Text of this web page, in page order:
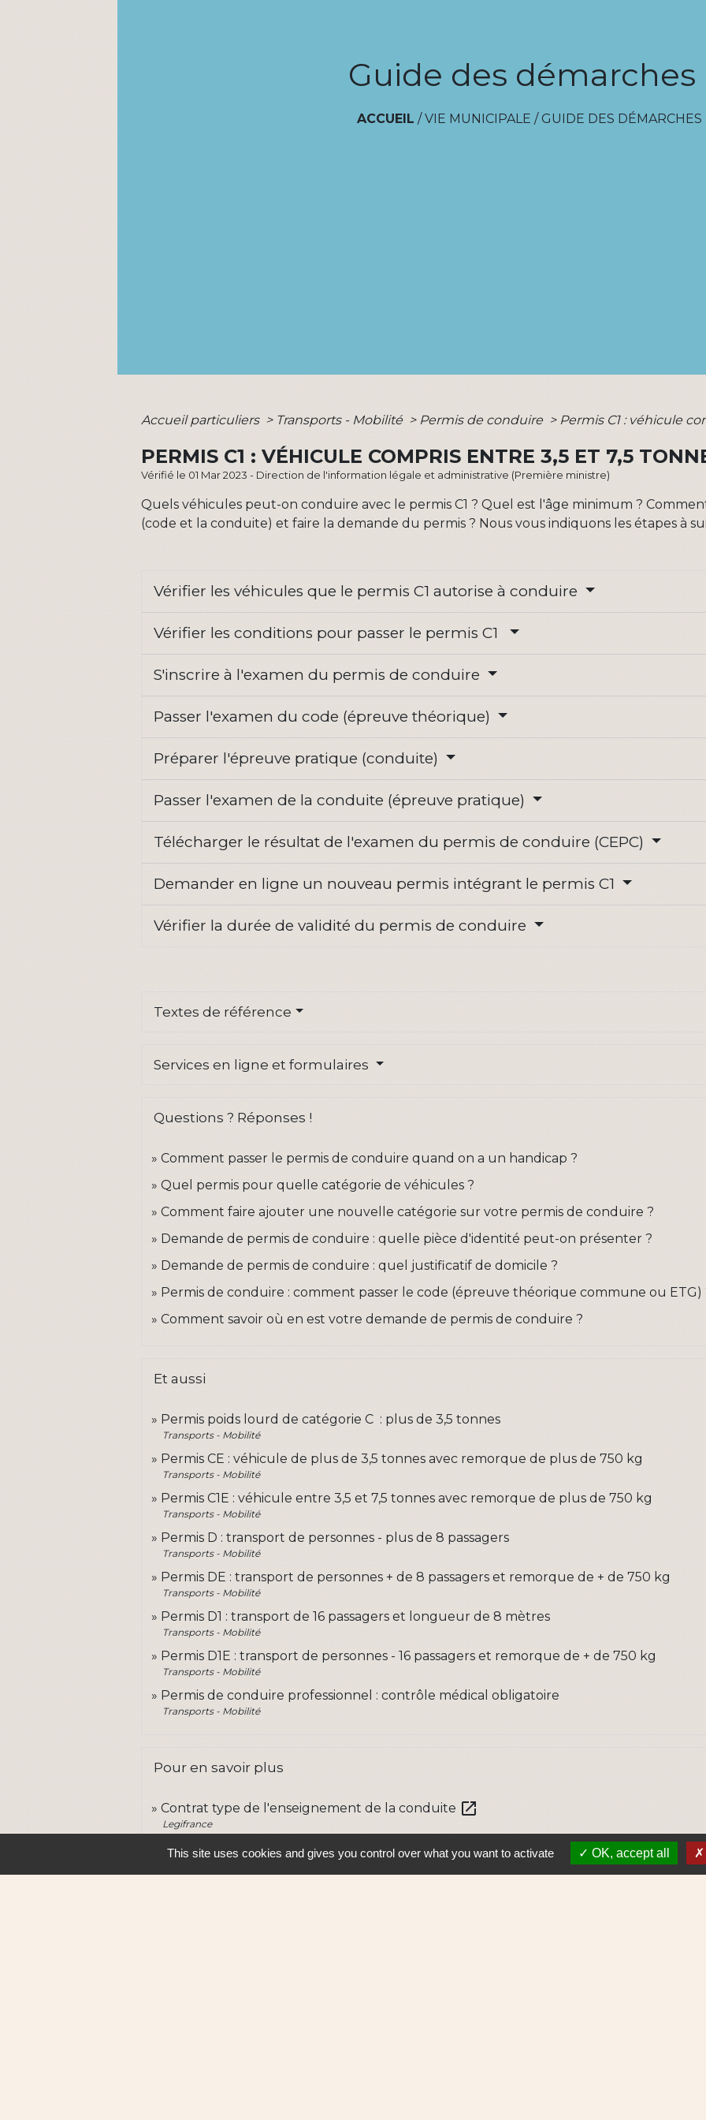
Guide des démarches
ACCUEIL /VIE MUNICIPALE / GUIDE DES DÉMARCHES
Accueil particuliers > Transports - Mobilité > Permis de conduire > Permis C1 : véhicule
PERMIS C1 : VÉHICULE COMPRIS ENTRE 3,5 ET 7,5
Vérifié le 01 Mar 2023 - Direction de l'information légale et administrative (Première ministre)
Quels véhicules peut-on conduire avec le permis C1 ? Quel est l'âge minimum ?
(code et la conduite) et faire la demande du permis ? Nous vous indiquons les étapes à
Vérifier les véhicules que le permis C1 autorise à conduire
Vérifier les conditions pour passer le permis C1
S'inscrire à l'examen du permis de conduire
Passer l'examen du code (épreuve théorique)
Préparer l'épreuve pratique (conduite)
Passer l'examen de la conduite (épreuve pratique)
Télécharger le résultat de l'examen du permis de conduire (CEPC)
Demander en ligne un nouveau permis intégrant le permis C1
Vérifier la durée de validité du permis de conduire
Textes de référence
Services en ligne et formulaires
Questions ? Réponses !
Comment passer le permis de conduire quand on a un handicap ?
Quel permis pour quelle catégorie de véhicules ?
Comment faire ajouter une nouvelle catégorie sur votre permis de conduire ?
Demande de permis de conduire : quelle pièce d'identité peut-on présenter ?
Demande de permis de conduire : quel justificatif de domicile ?
Permis de conduire : comment passer le code (épreuve théorique commune ou ETG)
Comment savoir où en est votre demande de permis de conduire ?
Et aussi
Permis poids lourd de catégorie C : plus de 3,5 tonnes
Transports - Mobilité
Permis CE : véhicule de plus de 3,5 tonnes avec remorque de plus de 750 kg
Transports - Mobilité
Permis C1E : véhicule entre 3,5 et 7,5 tonnes avec remorque de plus de 750 kg
Transports - Mobilité
Permis D : transport de personnes - plus de 8 passagers
Transports - Mobilité
Permis DE : transport de personnes + de 8 passagers et remorque de + de 750 kg
Transports - Mobilité
Permis D1 : transport de 16 passagers et longueur de 8 mètres
Transports - Mobilité
Permis D1E : transport de personnes - 16 passagers et remorque de + de 750 kg
Transports - Mobilité
Permis de conduire professionnel : contrôle médical obligatoire
Transports - Mobilité
Pour en savoir plus
Contrat type de l'enseignement de la conduite open_in_new
Legifrance
This site uses cookies and gives you control over what you want to activate OK, accept all